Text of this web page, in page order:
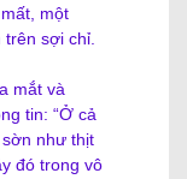
một
trên sợi chỉ.
mắt và
tin: “Ở cả
như thịt
đó trong vô